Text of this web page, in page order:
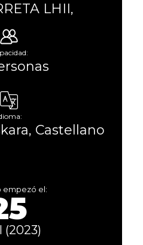
LHII,
Castellano
empezó el:
(2023)